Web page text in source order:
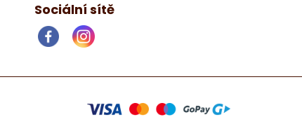
Sociální sítě